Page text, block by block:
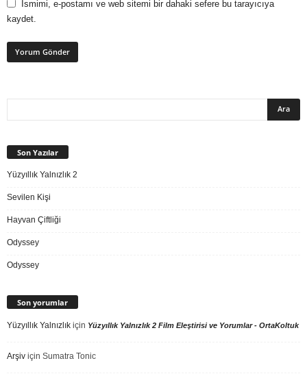
Ismimi, e-postamı ve web sitemi bir dahaki sefere bu tarayıcıya
kaydet.
Son Yazılar
Yüzyıllık Yalnızlık 2
Sevilen Kişi
Hayvan Çiftliği
Odyssey
Odyssey
Son yorumlar
Yüzyıllık Yalnızlık için Yüzyıllık Yalnızlık 2 Film Eleştirisi ve Yorumlar - OrtaKoltuk
Arşiv için Sumatra Tonic